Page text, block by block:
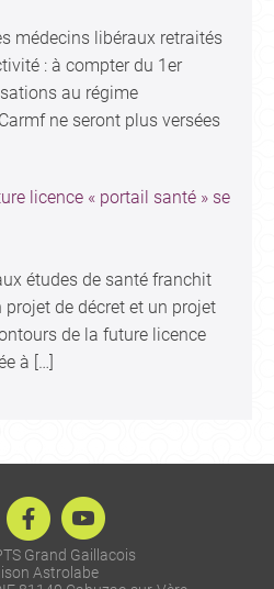
médecins libéraux retraités
: à compter du 1er
au régime
ne seront plus versées
licence « portail santé » se
études de santé franchit
projet de décret et un projet
de la future licence
à […]
Grand Gaillacois
Astrolabe